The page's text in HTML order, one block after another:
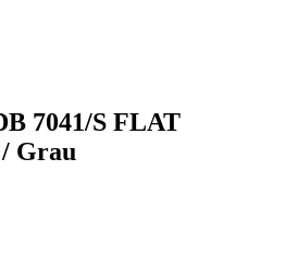
7041/S FLAT
Grau